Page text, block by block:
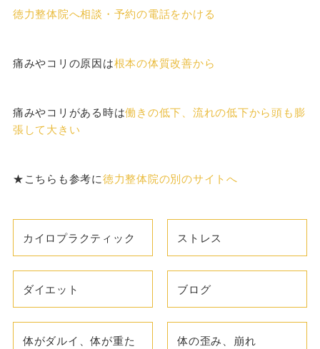
徳力整体院へ相談・予約の電話をかける
痛みやコリの原因は根本の体質改善から
痛みやコリがある時は働きの低下、流れの低下から頭も膨
張して大きい
★こちらも参考に徳力整体院の別のサイトへ
カイロプラクティック ストレス
ダイエット ブログ
体がダルイ、体が重た
体の歪み、崩れ